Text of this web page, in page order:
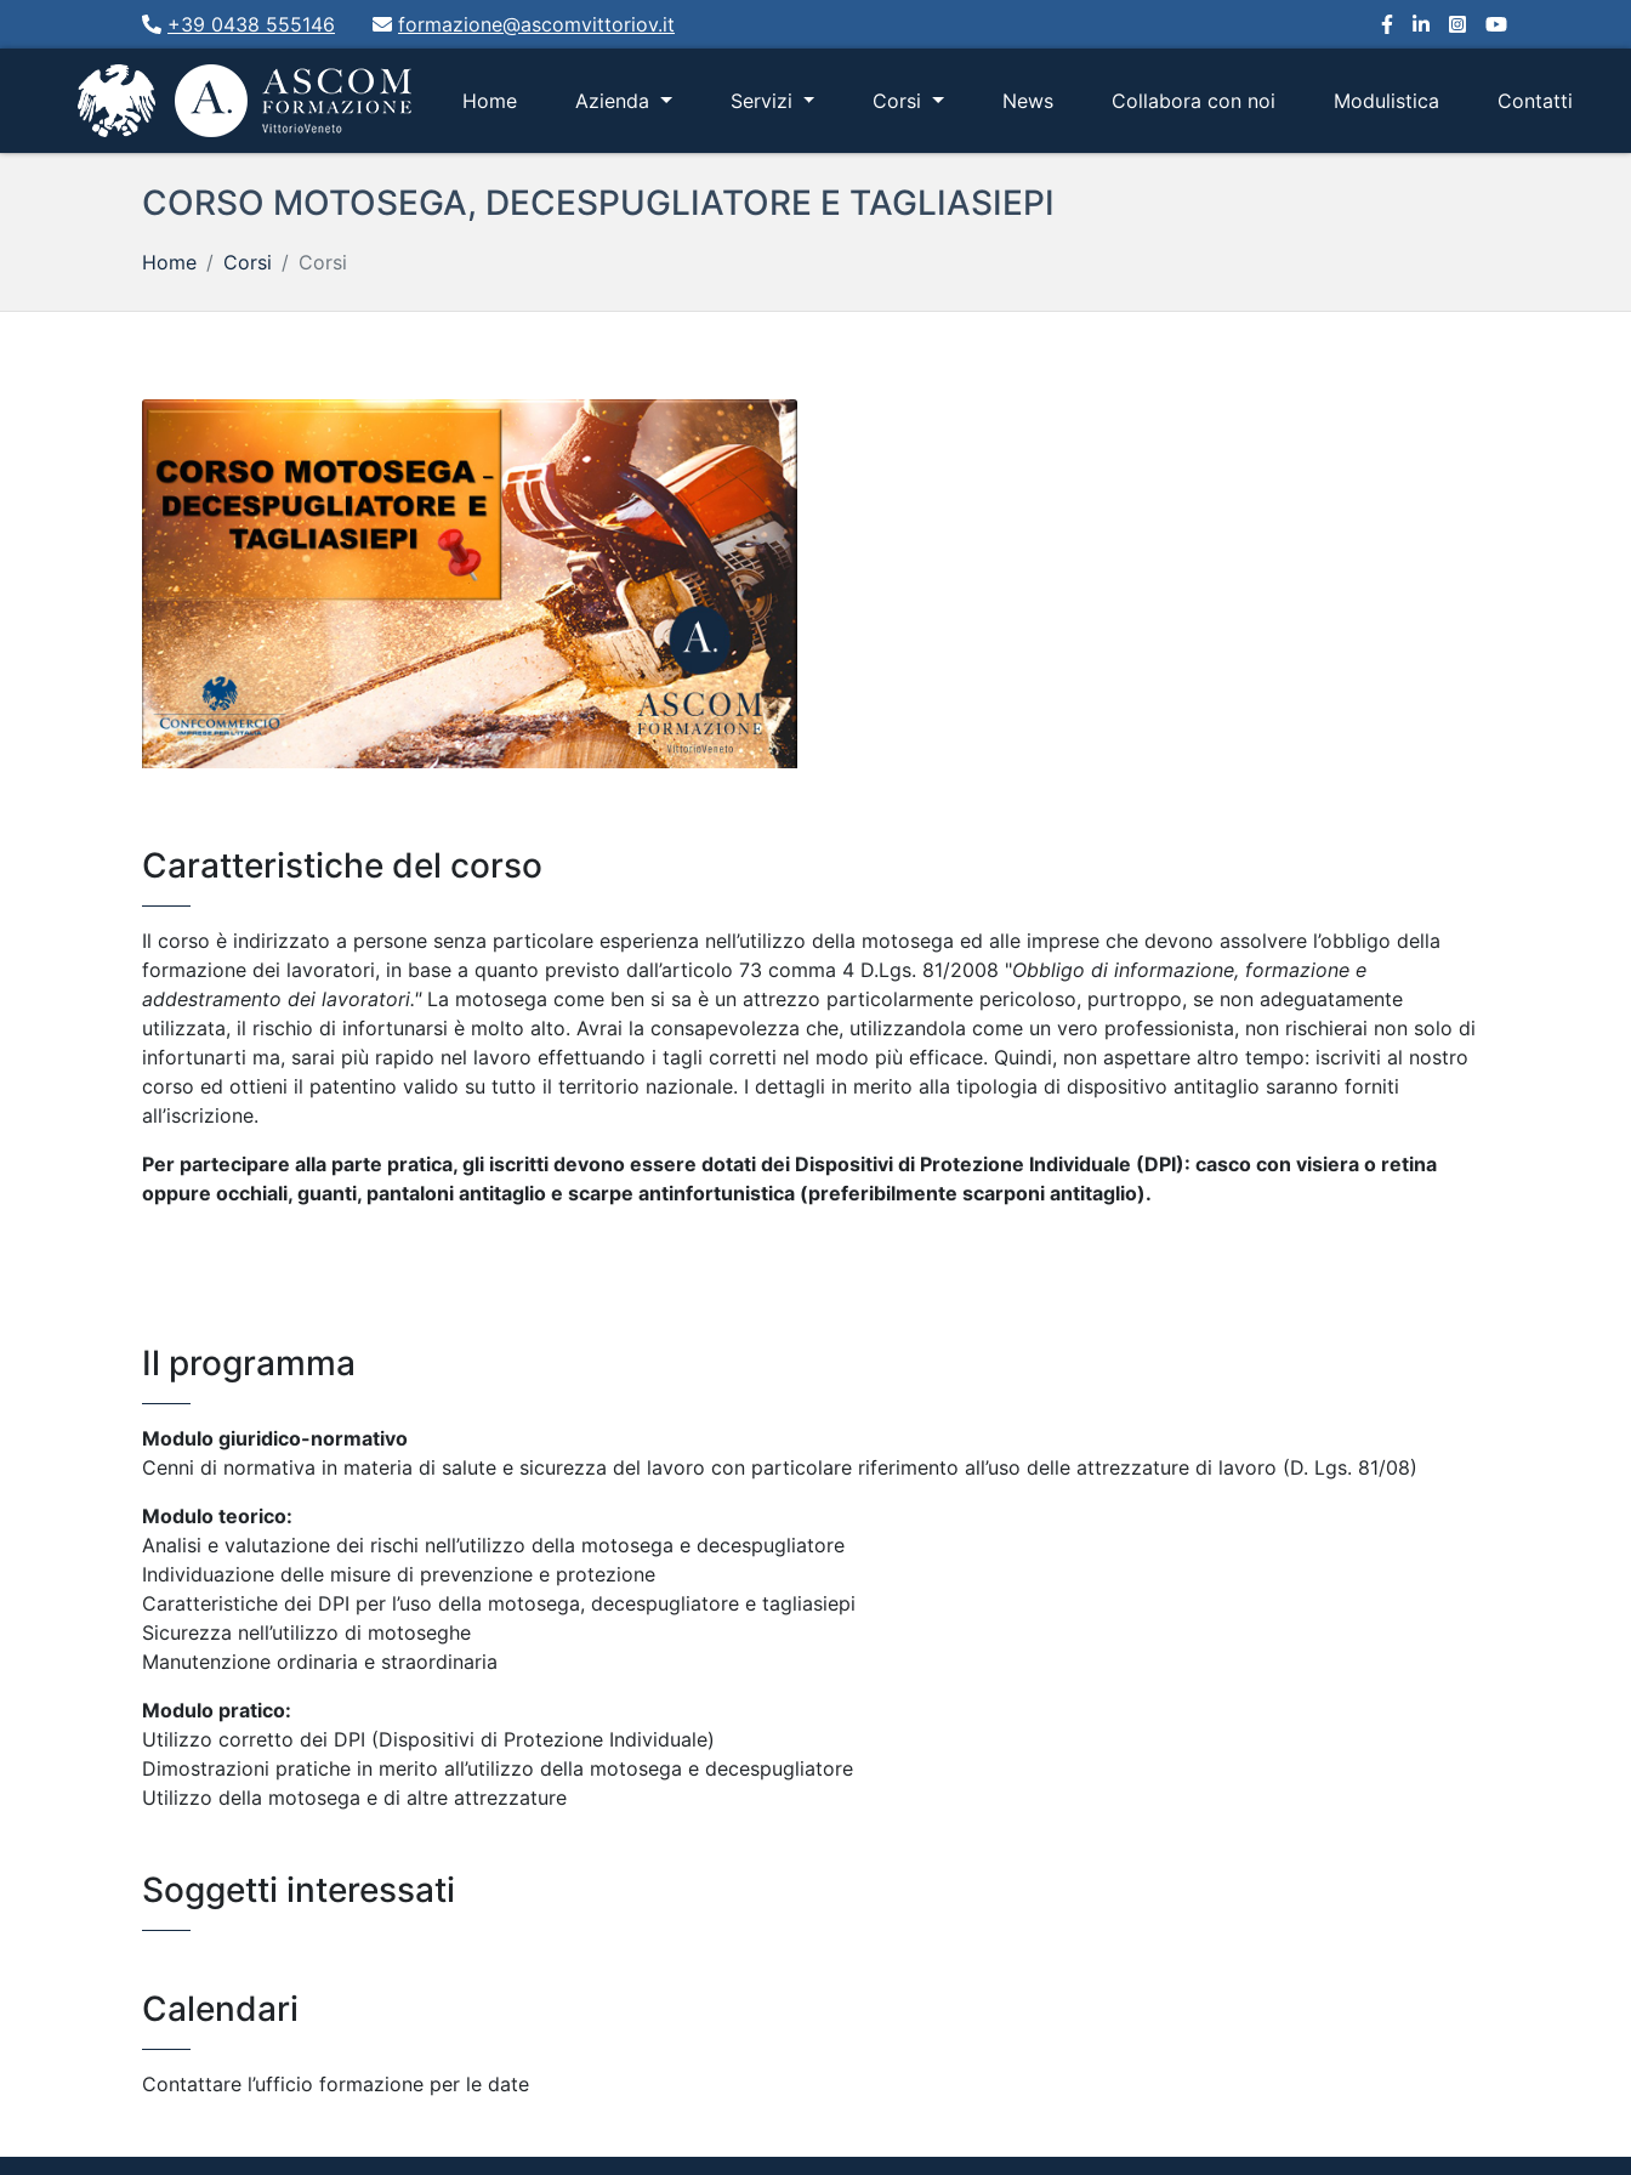
+39 0438 555146 formazione@ascomvittoriov.it
Home(current)Azienda Servizi Corsi News Collabora con noi Modulistica Contatti
CORSO MOTOSEGA, DECESPUGLIATORE E TAGLIASIEPI
Home Corsi Corsi
Caratteristiche del corso
Il corso è indirizzato a persone senza particolare esperienza nell’utilizzo della motosega ed alle imprese che devono assolvere l’obbligo della
formazione dei lavoratori, in base a quanto previsto dall’articolo 73 comma 4 D.Lgs. 81/2008 "Obbligo di informazione, formazione e
addestramento dei lavoratori." La motosega come ben si sa è un attrezzo particolarmente pericoloso, purtroppo, se non adeguatamente
utilizzata, il rischio di infortunarsi è molto alto. Avrai la consapevolezza che, utilizzandola come un vero professionista, non rischierai non solo di
infortunarti ma, sarai più rapido nel lavoro effettuando i tagli corretti nel modo più efficace. Quindi, non aspettare altro tempo: iscriviti al nostro
corso ed ottieni il patentino valido su tutto il territorio nazionale. I dettagli in merito alla tipologia di dispositivo antitaglio saranno forniti
all’iscrizione.
Per partecipare alla parte pratica, gli iscritti devono essere dotati dei Dispositivi di Protezione Individuale (DPI): casco con visiera o retina
oppure occhiali, guanti, pantaloni antitaglio e scarpe antinfortunistica (preferibilmente scarponi antitaglio).
Il programma
Modulo giuridico-normativo
Cenni di normativa in materia di salute e sicurezza del lavoro con particolare riferimento all’uso delle attrezzature di lavoro (D. Lgs. 81/08)
Modulo teorico:
Analisi e valutazione dei rischi nell’utilizzo della motosega e decespugliatore
Individuazione delle misure di prevenzione e protezione
Caratteristiche dei DPI per l’uso della motosega, decespugliatore e tagliasiepi
Sicurezza nell’utilizzo di motoseghe
Manutenzione ordinaria e straordinaria
Modulo pratico:
Utilizzo corretto dei DPI (Dispositivi di Protezione Individuale)
Dimostrazioni pratiche in merito all’utilizzo della motosega e decespugliatore
Utilizzo della motosega e di altre attrezzature
Soggetti interessati
Calendari
Contattare l’ufficio formazione per le date